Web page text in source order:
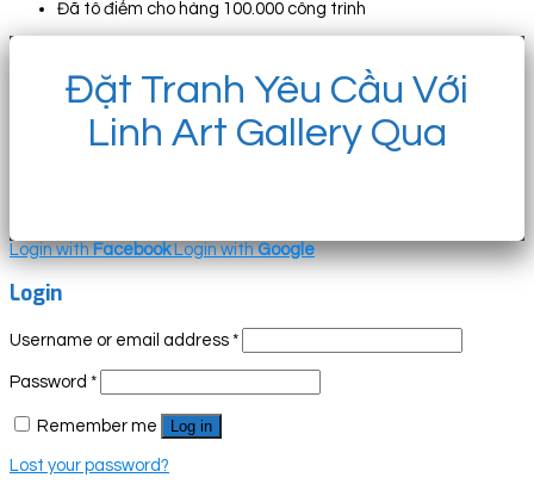
Đã tô điểm cho hàng 100.000 công trình
Đặt Tranh Yêu Cầu Với
Linh Art Gallery Qua
Login withFacebook Login withGoogle
Login
Username or email address *
Password *
Remember me Log in
Lost your password?